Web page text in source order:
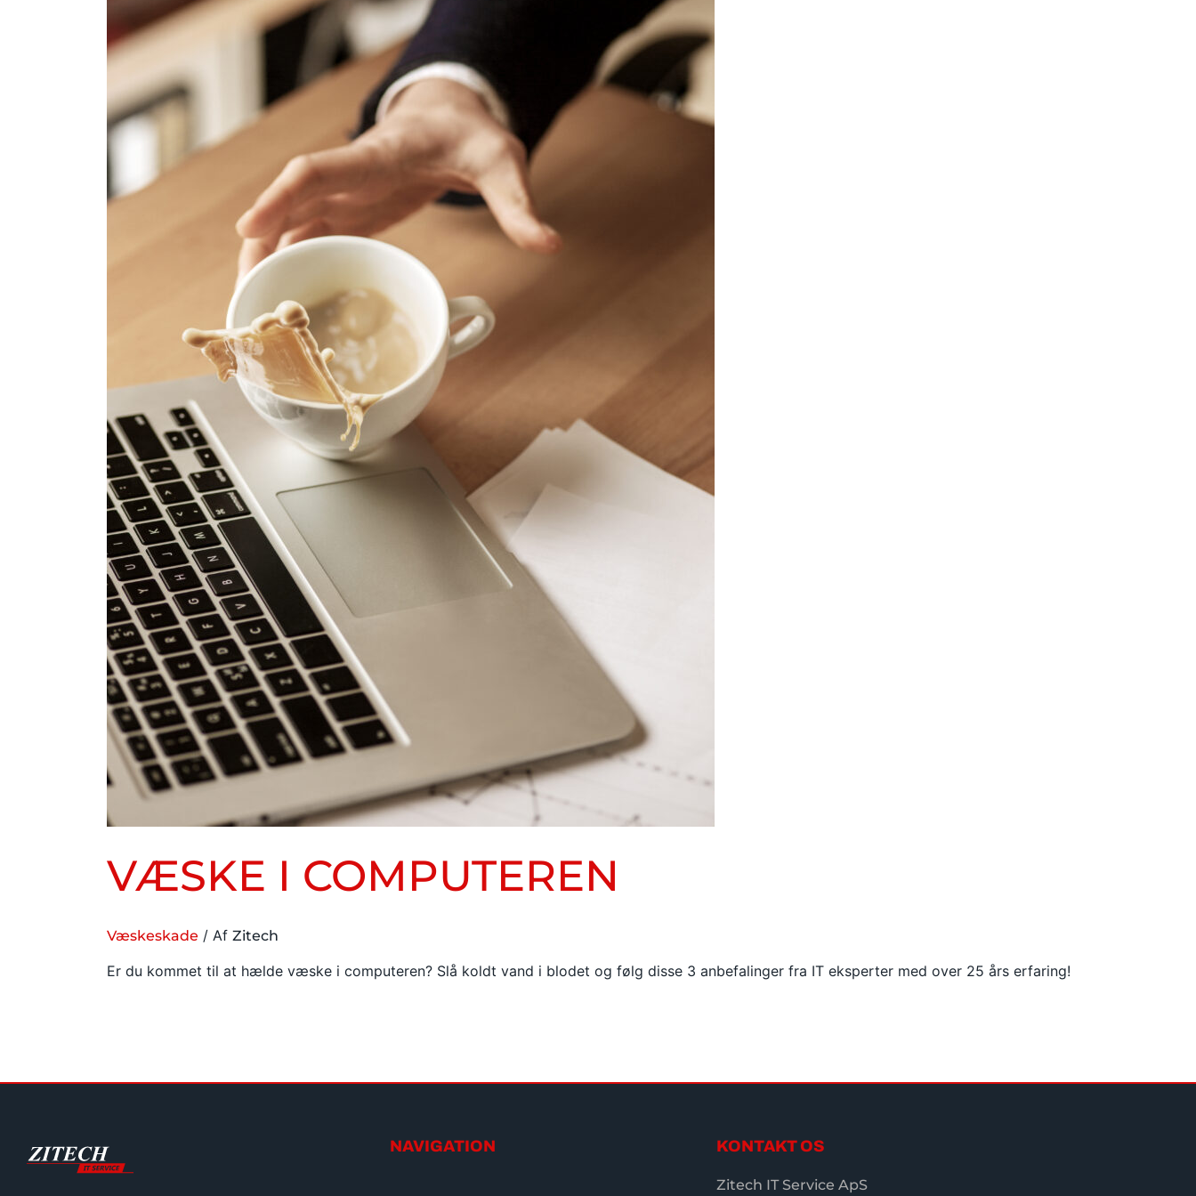
VÆSKE I COMPUTEREN
Væskeskade / Af Zitech
Er du kommet til at hælde væske i computeren? Slå koldt vand i blodet og følg disse 3 anbefalinger fra IT eksperter med over 25 års erfaring!
NAVIGATION KONTAKT OS
Zitech IT Service ApS